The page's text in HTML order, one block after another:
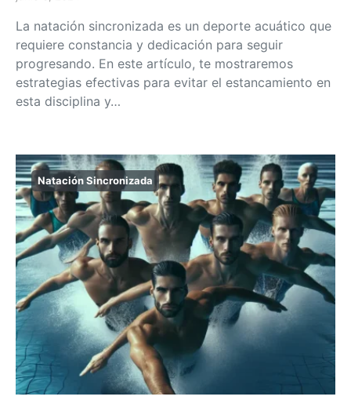
La natación sincronizada es un deporte acuático que
requiere constancia y dedicación para seguir
progresando. En este artículo, te mostraremos
estrategias efectivas para evitar el estancamiento en
esta disciplina y…
Natación Sincronizada